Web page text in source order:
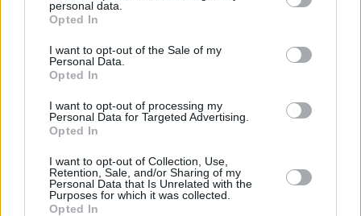
grant or deny consent to Google and its third-party tags to
use your data for below specified purposes in below Google
consent section.
personal data.
Opted In
I want to opt-out of the Sale of my
Personal Data.
Opted In
I want to opt-out of processing my
Personal Data for Targeted Advertising.
Opted In
I want to opt-out of Collection, Use,
Retention, Sale, and/or Sharing of my
Personal Data that Is Unrelated with the
Purposes for which it was collected.
Opted In
Shields se incorporó al Milán en julio de 2020 procedente
el tercer máximo anotador de todos los tiempos del Olimpia
en la Euroliga y ganó el título de Legabasket. Promedió 11,7
16,2 puntos por partido en la final italiana de siete partidos
contra Virtus Bologna.
“Me siento honrado de queOlimpia Milano
me muestre
este tipo de confianza. Estoy agradecido por la oportunidad
de llevar esta camiseta y representar a la ciudad de Milán y